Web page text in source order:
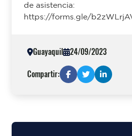
de asistencia:
https://forms.gle/
Guayaquil 24/09/2023
Compartir: